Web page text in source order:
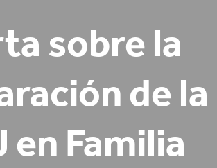
sobre la
de la
en Familia